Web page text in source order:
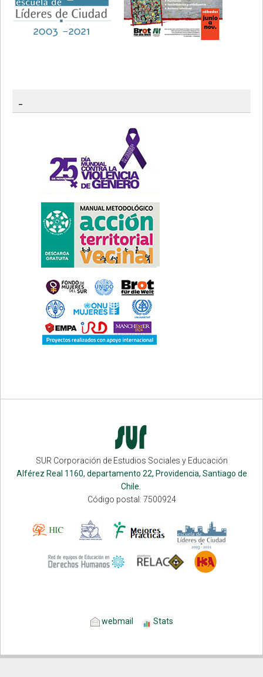
SUR Corporación de Estudios Sociales y Educación
Alférez Real 1160, departamento 22, Providencia, Santiago de
Chile.
Código postal: 7500924
webmail Stats